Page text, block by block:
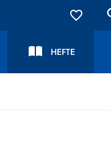
HEFTE